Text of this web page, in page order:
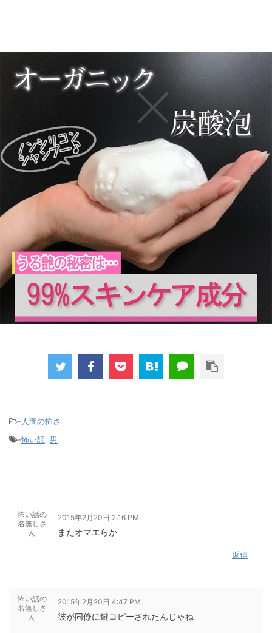
- 人間の怖さ
-怖い話, 男
怖い話の
名無しさ
ん
2015年2月20日 2:16 PM
またオマエらか
返信
怖い話の
名無しさ
ん
2015年2月20日 4:47 PM
彼が同僚に鍵コピーされたんじゃね